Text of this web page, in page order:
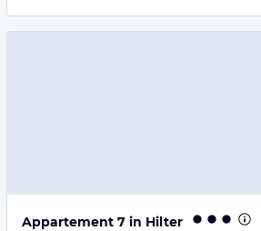
Appartement 7 in Hilter